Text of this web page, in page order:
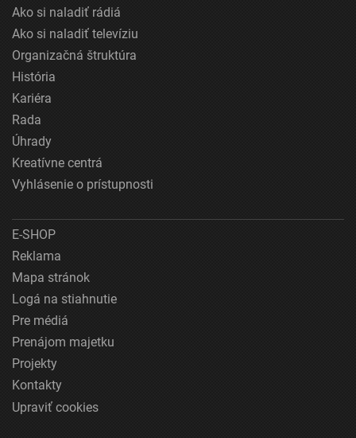
Ako si naladiť rádiá
Ako si naladiť televíziu
Organizačná štruktúra
História
Kariéra
Rada
Úhrady
Kreatívne centrá
Vyhlásenie o prístupnosti
E-SHOP
Reklama
Mapa stránok
Logá na stiahnutie
Pre médiá
Prenájom majetku
Projekty
Kontakty
Upraviť cookies